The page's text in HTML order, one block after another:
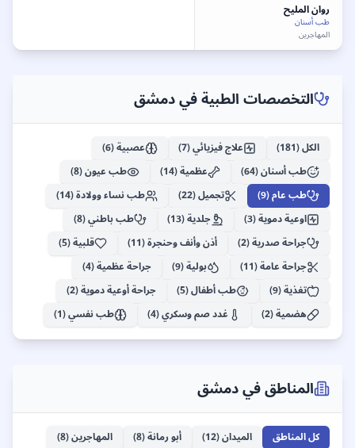
روانالمليح
طب أسنان
المهاجرين
القصاع
سلامحديد
ركن الدين
فداء البالوش
طب أسنان
برزة
التخصصات الطبية فيدمشق
الكل (181
) علاج فيزيائي(
7
) عصبية(
6
)
طب أسنان(
64
) عظمية(
14
) طب عيون(
8
)
طب عام(
9
) تجميل(
22
) طب نساء وولادة(
14
)
اوعية دموية(
3
) جلدية(
13
) طب باطني(
8
)
جراحة صدرية(
2
) أذن وأنف وحنجرة(
11
) قلبية(
5
)
جراحة عامة(
11
) بولية(
9
) جراحة عظمية(
4
)
تغذية(
9
) طب أطفال(
5
) جراحة أوعية دموية(
2
)
هضمية(
2
) غدد صم وسكري(
4
) طب نفسي(
1
)
المناطق فيدمشق
كل المناطق الميدان(
12
) أبو رمانة(
8
) المهاجرين(
8
)